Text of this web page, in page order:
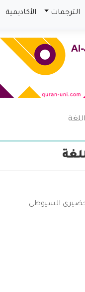
الترجمات الأكاديمية
السيوطي